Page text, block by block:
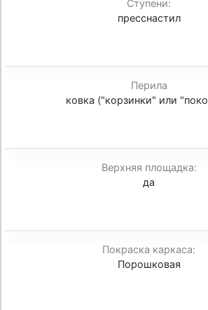
Ступени:
пресснастил
Перила
ковка ("корзинки" или
Верхняя площадка:
да
Покраска каркаса:
Порошковая